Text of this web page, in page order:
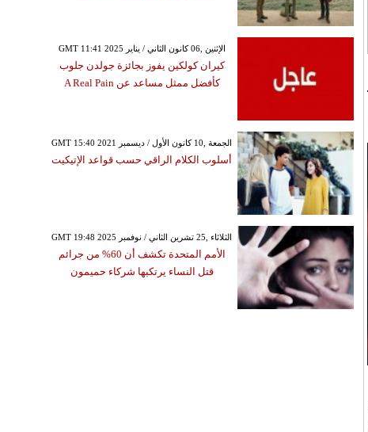
GMT 11:41 2025 الإثنين ,06 كانون الثاني / يناير
كيران كولكين يفوز بجائزة جولدن جلوب
كأفضل ممثل مساعد عن A Real Pain
GMT 15:40 2021 الجمعة ,10 كانون الأول / ديسمبر
أسلوب الكلام الراقي حسب قواعد الإتيكيت
GMT 19:48 2025 الثلاثاء ,25 تشرين الثاني / نوفمبر
الأمم المتحدة تكشف أن 60% من جرائم
قتل النساء يرتكبها شركاء حميمون